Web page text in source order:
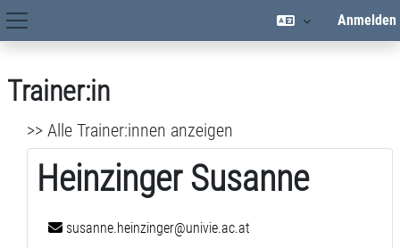
Zum Hauptinhalt
Hauptnavigation
Anmelden
Trainer:in
>> Alle Trainer:innen anzeigen
Heinzinger Susanne
susanne.heinzinger@univie.ac.at